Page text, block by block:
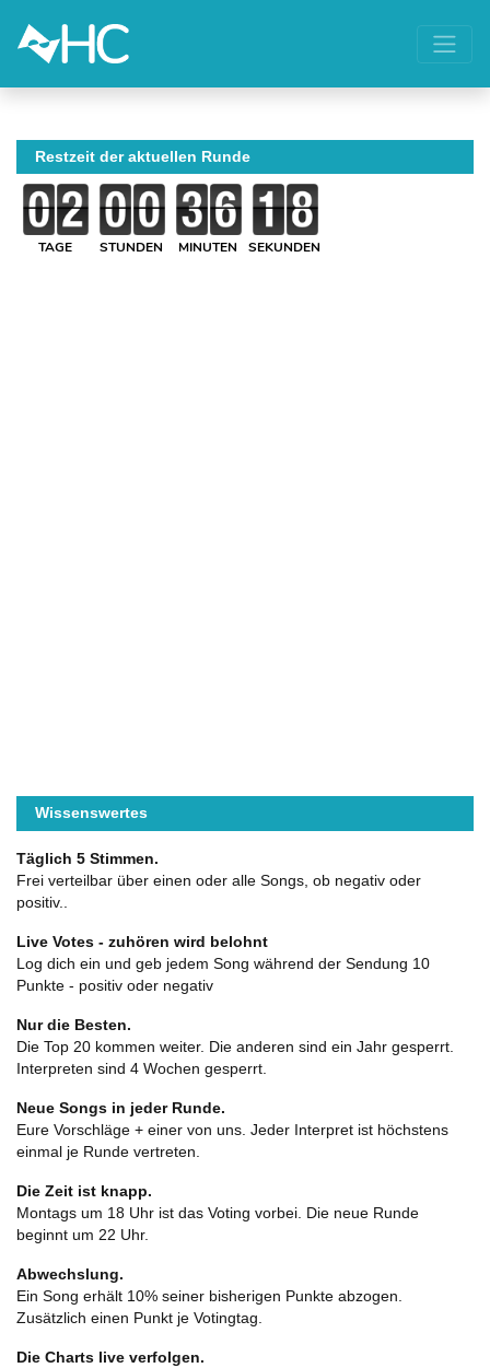
Restzeit der aktuellen Runde
TAGE STUNDEN MINUTEN SEKUNDEN
Wissenswertes
Täglich 5 Stimmen.
Frei verteilbar über einen oder alle Songs, ob negativ oder
positiv..
Live Votes - zuhören wird belohnt
Log dich ein und geb jedem Song während der Sendung 10
Punkte - positiv oder negativ
Nur die Besten.
Die Top 20 kommen weiter. Die anderen sind ein Jahr gesperrt.
Interpreten sind 4 Wochen gesperrt.
Neue Songs in jeder Runde.
Eure Vorschläge + einer von uns. Jeder Interpret ist höchstens
einmal je Runde vertreten.
Die Zeit ist knapp.
Montags um 18 Uhr ist das Voting vorbei. Die neue Runde
beginnt um 22 Uhr.
Abwechslung.
Ein Song erhält 10% seiner bisherigen Punkte abzogen.
Zusätzlich einen Punkt je Votingtag.
Die Charts live verfolgen.